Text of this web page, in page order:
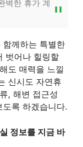
벽한 휴가 계
함께하는 특별한
벗어나 힐링할
도 매력을 느낄
신시도 자연휴
, 해변 접근성
록 하겠습니다.
정보를 지금 바